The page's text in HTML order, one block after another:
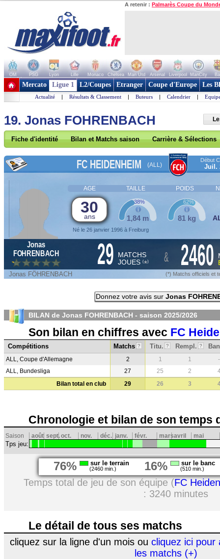
A retenir : Palmarès Coupe du
OM PSG Lyon Lille Monaco Chelsea Man Utd Arsenal Liverpool ManCity
+ de clubs
Mercato Ligue 1 L2/Coupes Etranger Coupe d'Europe Les
Actualité | Résultats & Classement | Buteurs | Calendrier |
19. Jonas FOHRENBACH
Fiche d'identité Bilan et Matchs saison Carrière & Sélections
FC HEIDENHEIM (ALL)
Début
Juil.
AGE TAILLE POIDS
30
ans
Né le 26 janvier 1996 à Freiburg
1,84 m
38%
81 kg
62%
Jonas
FOHRENBACH
29 MATCHS
JOUES (*) & 2460
Jonas FÖHRENBACH (*) Matchs officiels et
Donnez votre avis sur Jonas
BILAN de Jonas FOHRENBACH - saison 2025/2026
Son bilan en chiffres avec FC
Compétitions Matchs ? Titu. ? Rempl. ?
ALL, Coupe d'Allemagne 2 1 1
-
ALL, Bundesliga
27 25 2
Bilan total en club
29 26 3
Chronologie et bilan de son temps
Saison août sept.oct. nov. déc. janv. févr. marsavril mai
Tps jeu:
76% sur le terrain
(2460 min.) 16% sur le banc
(510 min.)
Temps total de jeu de son équipe (FC
: 3240 minutes
Le détail de tous ses matchs
cliquez sur la ligne d'un mois ou cliquez ici pour
les matchs (+)